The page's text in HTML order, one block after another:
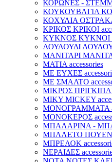
ΚΟΡΩΝΕΣ -
ΚΟΥΚΟΥΒΑΓΙΑ
ΚΟΧΥΛΙΑ ΟΣΤΡΑΚΑ
ΚΡΙΚΟΣ ΚΡΙΚΟΙ
ΚΥΚΝΟΣ ΚΥΚΝΟΙ
ΛΟΥΛΟΥΔΙ
ΜΑΝΙΤΑΡΙ
ΜΑΤΙΑ accessories
ΜΕ ΕΥΧΕΣ
ΜΕ ΣΜΑΛΤΟ
ΜΙΚΡΟΣ ΠΡΙΓΚΙΠΑΣ
ΜΙΚΥ MICKEY
ΜΟΝΟΓΡΑΜΜΑΤΑ
ΜΟΝΟΚΕΡΟΣ
ΜΠΑΛΑΡΙΝΑ -
ΜΠΑΛΕΤΟ ΠΟΥΕΝΤ
ΜΠΡΕΛΟΚ
ΝΕΡΑΙΔΕΣ